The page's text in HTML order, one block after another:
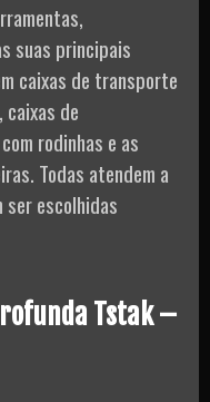
suas principais
caixas de transporte
de
rodinhas e as
Todas atendem a
ser escolhidas
Tstak –